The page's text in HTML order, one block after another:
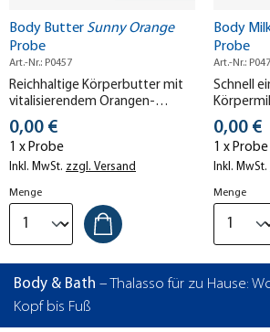
Body Butter Sunny Orange
Probe
Art.-Nr.: P0457
Reichhaltige Körperbutter mit
vitalisierendem Orangen-
Aroma. Purer Genuss für Körper
& Sinne.
Stückpreis
0,00 €
1 x Probe
Inkl. MwSt. zzgl. Versand
Menge
Body
Probe
Art.-Nr.:
Schnell
Pink
Verwöhnt
0,00 €
1 x Probe
Inkl. MwSt.
Menge
Body & Bath – Thalasso für zu Hause:
Kopf bis Fuß